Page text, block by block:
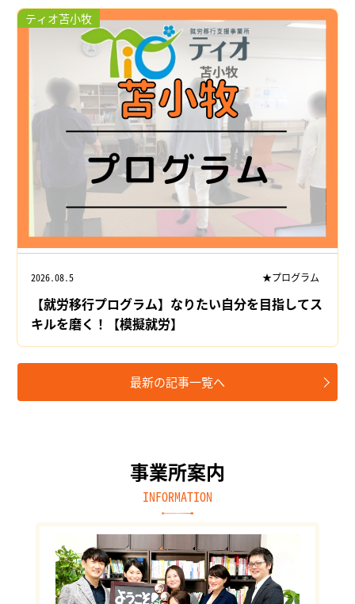
ティオ苫小牧
2026.08.5 ★プログラム
【就労移行プログラム】なりたい自分を目指してス
キルを磨く！【模擬就労】
最新の記事一覧へ
事業所案内
INFORMATION